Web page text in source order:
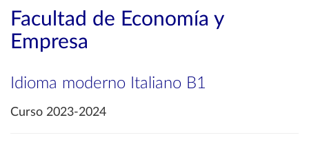
Facultad de Economía y
Empresa
Idioma moderno Italiano B1
Curso 2023-2024